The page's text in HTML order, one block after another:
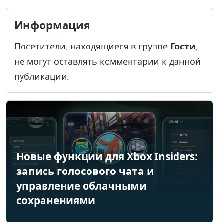
Информация
Посетители, находящиеся в группе Гости,
не могут оставлять комментарии к данной
публикации.
Новые функции для Xbox Insiders:
запись голосового чата и
управление облачными
сохранениями